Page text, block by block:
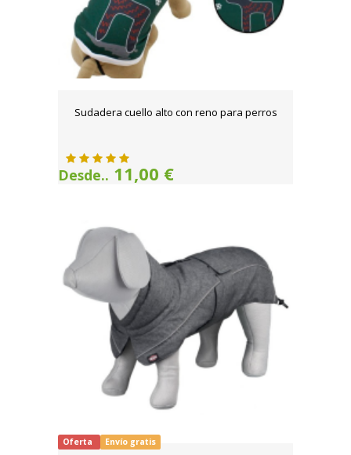
Sudadera cuello alto con reno para perros
Desde.. 11,00 €
Oferta Envío gratis